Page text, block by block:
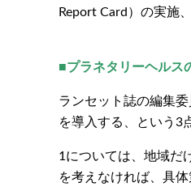
Report Card）の実施
■プラネタリーヘルス
ランセット誌の編集
を導入する、という3
1については、地域だ
を考えなければ、具